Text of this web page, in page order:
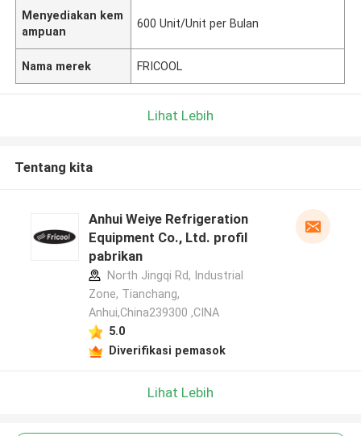
Menyediakan kem
ampuan
600 Unit/Unit per Bulan
Nama merek FRICOOL
Lihat Lebih
Tentang kita
Anhui Weiye Refrigeration
Equipment Co., Ltd. profil
pabrikan
North Jingqi Rd, Industrial
Zone, Tianchang,
Anhui,China239300 ,CINA
5.0
Diverifikasi pemasok
Lihat Lebih